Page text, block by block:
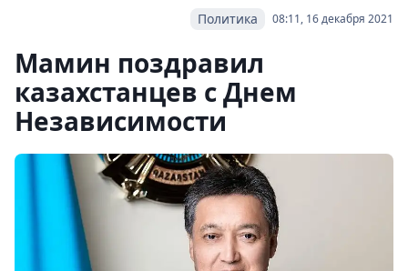
08:11, 16 декабря 2021
Политика
Мамин поздравил
казахстанцев с Днем
Независимости